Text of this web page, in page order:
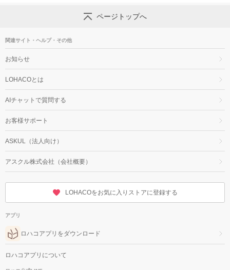
ページトップへ
関連サイト・ヘルプ・その他
お知らせ
LOHACOとは
AIチャットで質問する
お客様サポート
ASKUL（法人向け）
アスクル株式会社（会社概要）
LOHACOをお気に入りストアに登録する
アプリ
ロハコアプリをダウンロード
ロハコアプリについて